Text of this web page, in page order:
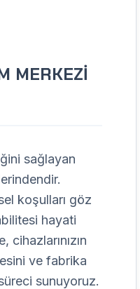
MERKEZİ
sağlayan
koşulları göz
hayati
ve fabrika
sunuyoruz.